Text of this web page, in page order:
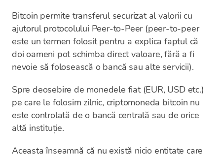
Bitcoin permite transferul securizat al valorii cu
ajutorul protocolului Peer-to-Peer (peer-to-peer
este un termen folosit pentru a explica faptul că
doi oameni pot schimba direct valoare, fără a fi
nevoie să folosească o bancă sau alte servicii).
Spre deosebire de monedele fiat (EUR, USD etc.)
pe care le folosim zilnic, criptomoneda bitcoin nu
este controlată de o bancă centrală sau de orice
altă instituție.
Aceasta înseamnă că nu există nicio entitate care